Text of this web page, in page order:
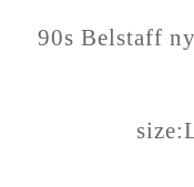
90s Belstaff